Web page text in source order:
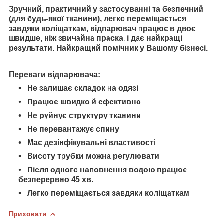
Зручний, практичний у застосуванні та безпечний
(для будь-якої тканини), легко переміщається
завдяки коліщаткам, відпарювач працює в двоє
швидше, ніж звичайна праска, і дає найкращі
результати. Найкращий помічник у Вашому бізнесі.
Переваги відпарювача:
Не залишає складок на одязі
Працює швидко й ефективно
Не руйнує структуру тканини
Не перевантажує спину
Має дезінфікувальні властивості
Висоту трубки можна регулювати
Після одного наповнення водою працює
безперервно 45 хв.
Легко переміщається завдяки коліщаткам
Приховати